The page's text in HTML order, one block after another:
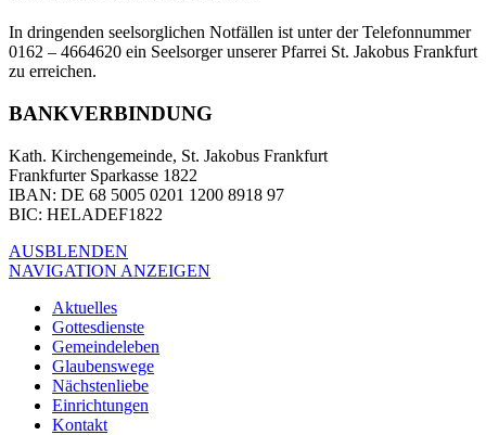
In dringenden seelsorglichen Notfällen ist unter der Telefonnummer
0162 – 4664620 ein Seelsorger unserer Pfarrei St. Jakobus Frankfurt
zu erreichen.
BANKVERBINDUNG
Kath. Kirchengemeinde, St. Jakobus Frankfurt
Frankfurter Sparkasse 1822
IBAN: DE 68 5005 0201 1200 8918 97
BIC: HELADEF1822
AUSBLENDEN
NAVIGATION ANZEIGEN
Aktuelles
Gottesdienste
Gemeindeleben
Glaubenswege
Nächstenliebe
Einrichtungen
Kontakt